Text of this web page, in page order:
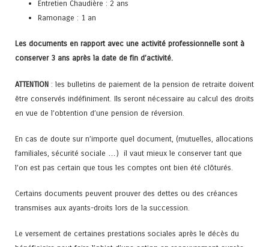
Entretien Chaudière : 2 ans
Ramonage : 1 an
Les documents en rapport avec une activité professionnelle sont à
conserver 3 ans après la date de fin d’activité.
ATTENTION : les bulletins de paiement de la pension de retraite doivent
être conservés indéfiniment. Ils seront nécessaire au calcul des droits
en vue de l’obtention d’une pension de réversion.
En cas de doute sur n’importe quel document, (mutuelles, allocations
familiales, sécurité sociale …) il vaut mieux le conserver tant que
l’on est pas certain que tous les comptes ont bien été clôturés.
Certains documents peuvent prouver des dettes ou des créances
transmises aux ayants-droits lors de la succession.
Le versement de certaines prestations sociales après le décès du